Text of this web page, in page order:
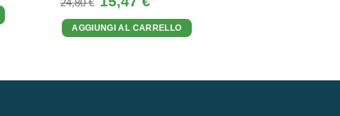
prezzo
originale
era:
24,80 €.
attuale
è:
15,47 €.
AGGIUNGI AL CARRELLO